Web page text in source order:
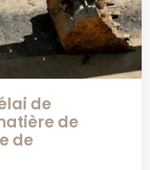
de
de
de